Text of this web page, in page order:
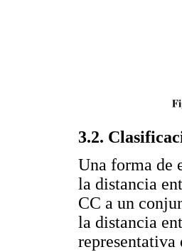
3.2.
Una forma de
la distancia
CC a un
la distancia
representativa